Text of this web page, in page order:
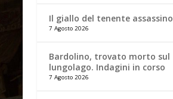
Il giallo del tenente assassino
7 Agosto 2026
Bardolino, trovato morto sul
lungolago. Indagini in corso
7 Agosto 2026